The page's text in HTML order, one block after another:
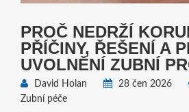
PROČ NEDRŽÍ
PŘÍČINY, ŘEŠENÍ A
UVOLNĚNÍ ZUBNÍ
David Holan 28 čen 2026
Zubní péče